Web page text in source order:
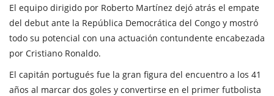
El equipo dirigido por Roberto Martínez dejó atrás el empate
del debut ante la República Democrática del Congo y mostró
todo su potencial con una actuación contundente encabezada
por Cristiano Ronaldo.
El capitán portugués fue la gran figura del encuentro a los 41
años al marcar dos goles y convertirse en el primer futbolista